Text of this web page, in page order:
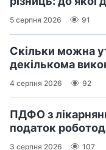
5 серпня 2026 91
Скільки можна
декількома
4 серпня 2026 92
ПДФО з
податок
3 серпня 2026 107